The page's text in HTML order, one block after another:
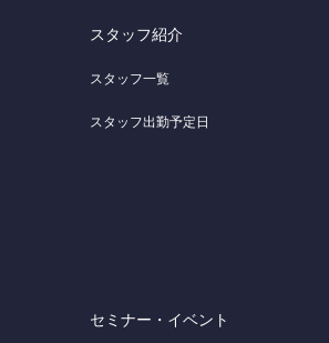
スタッフ紹介
スタッフ一覧
スタッフ出勤予定日
セミナー・イベント